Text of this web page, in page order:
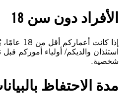
الأفراد دون سن 18
إذا كانت
استئذان والديكم/ أولياء أموركم
شخصية.
مدة الاحتفاظ